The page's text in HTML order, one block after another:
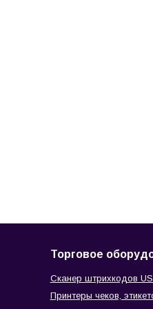
Торговое
Сканер штрихкодов
Принтеры чеков,